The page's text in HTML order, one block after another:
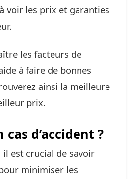
voir les prix et garanties
les facteurs de
à faire de bonnes
ainsi la meilleure
prix.
d’accident ?
il est crucial de savoir
minimiser les